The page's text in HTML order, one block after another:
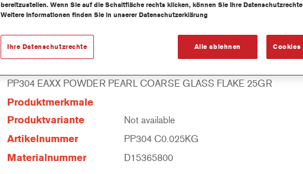
PP304 Powder Pearl
PP304 EAXX POWDER PEARL COARSE GLASS FLAKE 25GR
Produktmerkmale
Produktvariante
Not available
Artikelnummer PP304 C0.025KG
Materialnummer D15365800
bereitzustellen. Wenn Sie auf die Schaltfläche rechts klicken, können Sie Ihre
Weitere Informationen finden Sie in unserer Datenschutzerklärung
Alle ablehnen Cookies
Ihre Datenschutzrechte